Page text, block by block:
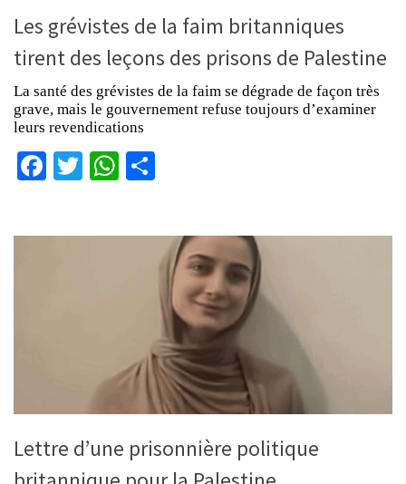
Les grévistes de la faim britanniques
tirent des leçons des prisons de Palestine
La santé des grévistes de la faim se dégrade de façon très
grave, mais le gouvernement refuse toujours d’examiner
leurs revendications
Facebook
TwitterWhatsApp
Lettre d’une prisonnière politique